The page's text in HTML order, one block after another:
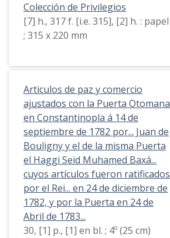
Colección de Privilegios
[7] h., 317 f. [i.e. 315], [2] h. : papel
; 315 x 220 mm
Articulos de paz y comercio
ajustados con la Puerta Otomana
en Constantinopla á 14 de
septiembre de 1782 por... Juan de
Bouligny y el de la misma Puerta
el Haggi Seid Muhamed Baxá...
cuyos artículos fueron ratificados
por el Rei... en 24 de diciembre de
1782, y por la Puerta en 24 de
Abril de 1783...
30, [1] p., [1] en bl. ; 4º (25 cm)